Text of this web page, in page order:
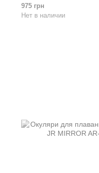
975 грн
Нет в наличии